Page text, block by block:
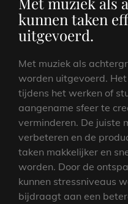
kunnen taken
uitgevoerd.
Met muziek als
worden uitgevoerd.
tijdens het werken of
aangename sfeer te
verminderen. De juiste
verbeteren en de
taken makkelijker en
worden. Door de
kunnen stressniveaus
bijdraagt aan een